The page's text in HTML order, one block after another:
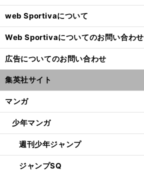
web Sportivaについて
Web Sportivaについてのお問い合わせ
広告についてのお問い合わせ
集英社サイト
マンガ
少年マンガ
週刊少年ジャンプ
ジャンプSQ